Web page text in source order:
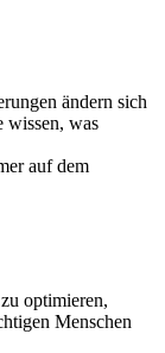
ändern sich
wissen, was
auf dem
optimieren,
Menschen